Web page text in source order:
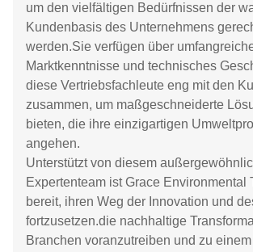
um den vielfältigen Bedürfnissen der
Kundenbasis des Unternehmens
werden.Sie verfügen über
Marktkenntnisse und technisches
diese Vertriebsfachleute eng mit den
zusammen, um maßgeschneiderte
bieten, die ihre einzigartigen
angehen.
Unterstützt von diesem
Expertenteam ist Grace Environmental
bereit, ihren Weg der Innovation und
fortzusetzen.die nachhaltige
Branchen voranzutreiben und zu